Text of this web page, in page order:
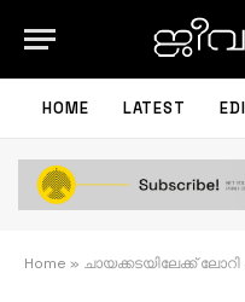
HOME LATEST
Home » ചായക്കടയിലേക്ക് ലോറി